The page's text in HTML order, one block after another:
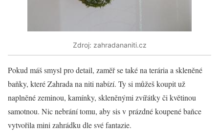
Zdroj: zahradananiti.cz
Pokud máš smysl pro detail, zaměř se také na terária a skleněné
baňky, které Zahrada na niti nabízí. Ty si můžeš koupit už
naplněné zeminou, kamínky, skleněnými zvířátky či květinou
samotnou. Nic nebrání tomu, aby sis v prázdné koupené baňce
vytvořila mini zahrádku dle své fantazie.